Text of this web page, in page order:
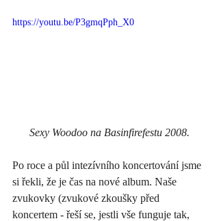
https://youtu.be/P3gmqPph_X0
Sexy Woodoo na Basinfirefestu 2008.
Po roce a půl intezívního koncertování jsme
si řekli, že je čas na nové album. Naše
zvukovky (zvukové zkoušky před
koncertem - řeší se, jestli vše funguje tak,